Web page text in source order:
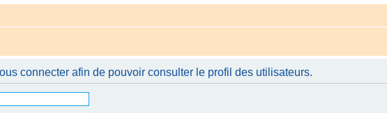
connecter afin de pouvoir consulter le profil des utilisateurs.